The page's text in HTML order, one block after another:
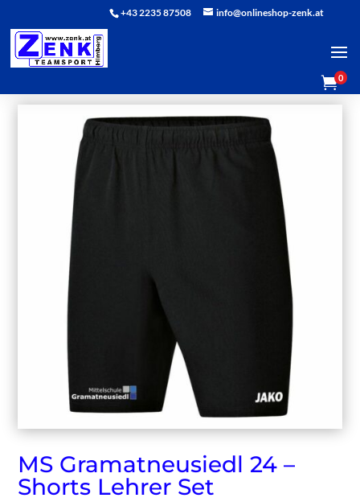
+43 2235 87508 info@onlineshop-zenk.at
0
MS Gramatneusiedl 24 –
Shorts Lehrer Set